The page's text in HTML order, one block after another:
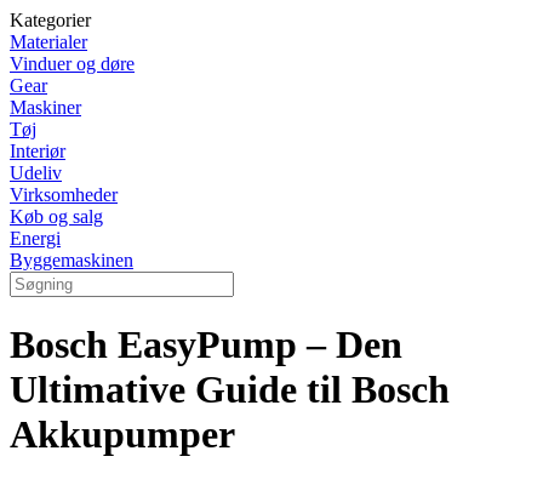
Kategorier
Materialer
Vinduer og døre
Gear
Maskiner
Tøj
Interiør
Udeliv
Virksomheder
Køb og salg
Energi
Byggemaskinen
Bosch EasyPump – Den
Ultimative Guide til Bosch
Akkupumper